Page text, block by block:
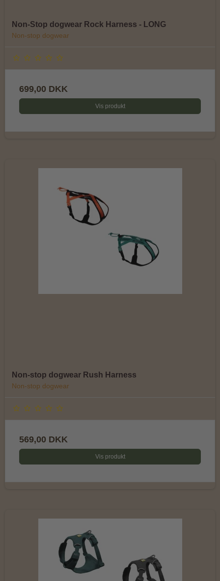
Non-Stop dogwear Rock Harness - LONG
Non-stop dogwear
699,00 DKK
Vis produkt
Non-stop dogwear Rush Harness
Non-stop dogwear
569,00 DKK
Vis produkt